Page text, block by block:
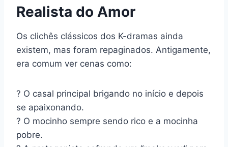
Realista do Amor
Os clichês clássicos dos K-dramas ainda
existem, mas foram repaginados. Antigamente,
era comum ver cenas como:
? O casal principal brigando no início e depois
se apaixonando.
? O mocinho sempre sendo rico e a mocinha
pobre.